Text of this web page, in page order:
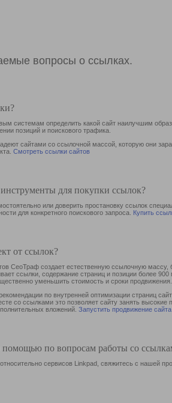
вопросы о ссылках.
системам определить какой сайт наилучшим
позиций и поискового трафика.
сайтами со ссылочной массой, которую они
Смотреть ссылки сайтов
для покупки ссылок?
или доверить простановку ссылок
для конкретного поискового запроса. Купить
от ссылок?
СеоТраф создает естественную ссылочную
ссылки, содержание страниц и позиции более
уменьшить стоимость и сроки продвижения.
по внутренней оптимизации страниц
со ссылками это позволяет сайту занять
вложений. Запустить продвижение сайта
помощью по вопросам работы со
сервисов Linkpad, свяжитесь с нашей